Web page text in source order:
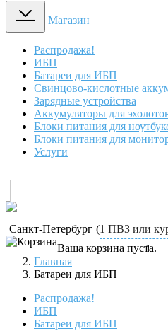
Магазин
Распродажа!
ИБП
Батареи для ИБП
Свинцово-кислотные
Зарядные устройства
Аккумуляторы для
Блоки питания для
Блоки питания для
Услуги
Санкт-Петербург (1 ПВЗ или
Ваша корзина пуста.
Главная
Батареи для ИБП
Распродажа!
ИБП
Батареи для ИБП